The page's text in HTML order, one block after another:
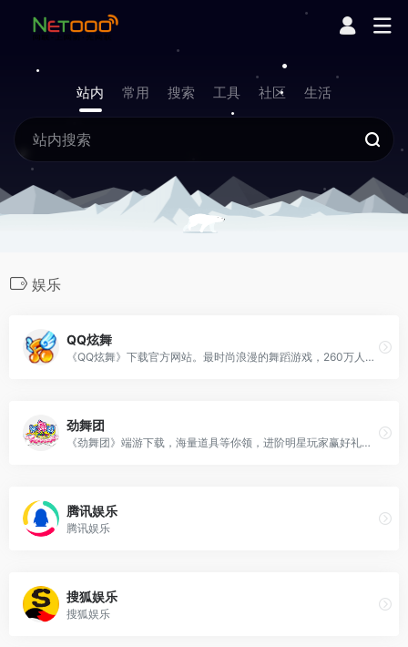
站内 常用 搜索 工具 社区 生活
娱乐
QQ炫舞
《QQ炫舞》下载官方网站。最时尚浪漫的舞蹈游戏，260万人同时在线陪你一起舞动青春。QQ炫舞有着最丰富的模式和玩法，最浪漫的交友平台，最华丽精美的画面表现，最紧跟潮流的版本开发迭代节奏，持续不断的为千万炫舞玩家，提供着最优质的游戏体验！更有全新真人视频秀平台炫舞梦工厂助您实现明星梦！
劲舞团
《劲舞团》端游下载，海量道具等你领，进阶明星玩家赢好礼。《劲舞团》与大家一起走过18年，彼此互相照耀，点亮你我青春！
腾讯娱乐
腾讯娱乐
搜狐娱乐
搜狐娱乐